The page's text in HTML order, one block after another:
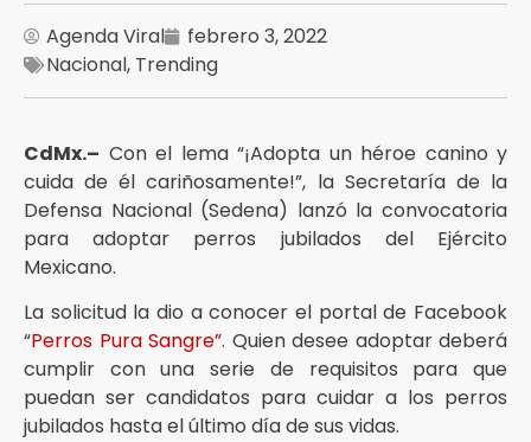
Agenda Viral
febrero 3, 2022
Nacional, Trending
CdMx.– Con el lema “¡Adopta un héroe canino y
cuida de él cariñosamente!”, la Secretaría de la
Defensa Nacional (Sedena) lanzó la convocatoria
para adoptar perros jubilados del Ejército
Mexicano.
La solicitud la dio a conocer el portal de Facebook
“Perros Pura Sangre”. Quien desee adoptar deberá
cumplir con una serie de requisitos para que
puedan ser candidatos para cuidar a los perros
jubilados hasta el último día de sus vidas.